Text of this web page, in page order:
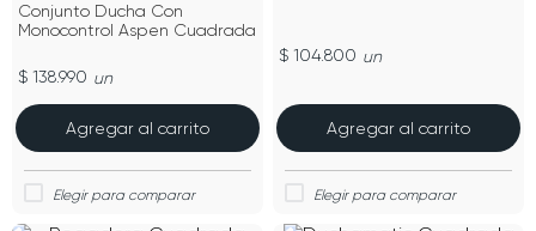
Conjunto Ducha Con
Monocontrol Aspen Cuadrada
$ 138.990 un
Agregar al carrito
$ 104.800 un
Agregar al carrito